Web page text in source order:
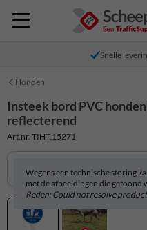
Snelle
Honden
Insteek bord PVC
reflecterend
Art.nr. TIHT.15271
Wegens een technische storing
met de afbeeldingen die getoond
Reden: Could not resolve product